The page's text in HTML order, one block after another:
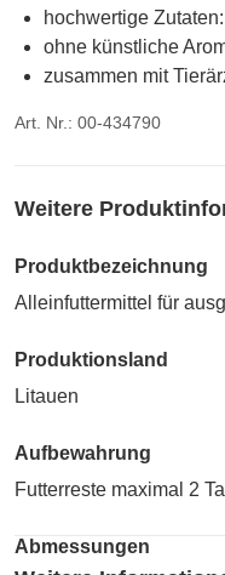
hochwertige
ohne künstliche
zusammen mit
Art. Nr.: 00-434790
Weitere
Produktbezeichnung
Alleinfuttermittel für
Produktionsland
Litauen
Aufbewahrung
Futterreste maximal 2
Abmessungen